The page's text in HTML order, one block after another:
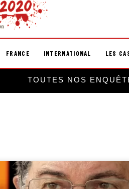
FRANCE INTERNATIONAL LES
TOUTES NOS